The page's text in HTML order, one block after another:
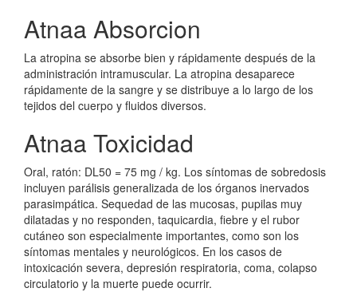
Atnaa Absorcion
La atropina se absorbe bien y rápidamente después de la
administración intramuscular. La atropina desaparece
rápidamente de la sangre y se distribuye a lo largo de los
tejidos del cuerpo y fluidos diversos.
Atnaa Toxicidad
Oral, ratón: DL50 = 75 mg / kg. Los síntomas de sobredosis
incluyen parálisis generalizada de los órganos inervados
parasimpática. Sequedad de las mucosas, pupilas muy
dilatadas y no responden, taquicardia, fiebre y el rubor
cutáneo son especialmente importantes, como son los
síntomas mentales y neurológicos. En los casos de
intoxicación severa, depresión respiratoria, coma, colapso
circulatorio y la muerte puede ocurrir.